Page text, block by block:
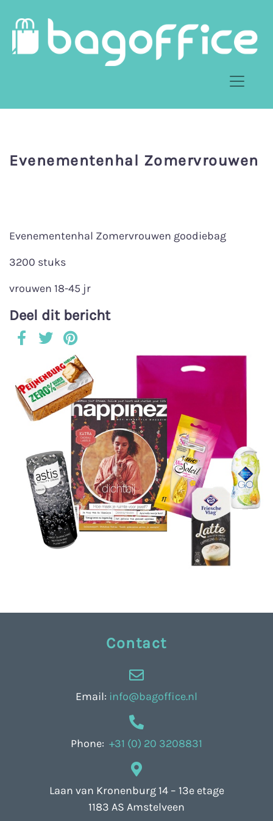
Evenementenhal Zomervrouwen
Evenementenhal Zomervrouwen goodiebag
3200 stuks
vrouwen 18-45 jr
Deel dit bericht
Contact
Email: info@bagoffice.nl
Phone: +31 (0) 20 3208831
Laan van Kronenburg 14 – 13e etage
1183 AS Amstelveen